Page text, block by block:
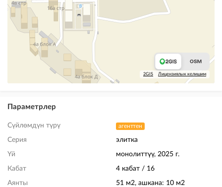
2GIS Лицензиялык келишим
Параметрлер
Сүйлөмдүн түрү агенттен
Серия элитка
Үй монолиттүү, 2025 г.
Кабат 4 кабат / 16
Аянты 51 м2, ашкана: 10 м2